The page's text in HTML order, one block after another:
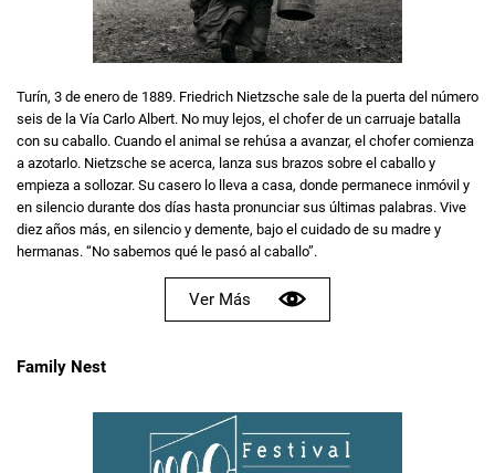
Turín, 3 de enero de 1889. Friedrich Nietzsche sale de la puerta del número
seis de la Vía Carlo Albert. No muy lejos, el chofer de un carruaje batalla
con su caballo. Cuando el animal se rehúsa a avanzar, el chofer comienza
a azotarlo. Nietzsche se acerca, lanza sus brazos sobre el caballo y
empieza a sollozar. Su casero lo lleva a casa, donde permanece inmóvil y
en silencio durante dos días hasta pronunciar sus últimas palabras. Vive
diez años más, en silencio y demente, bajo el cuidado de su madre y
hermanas. “No sabemos qué le pasó al caballo”.
Ver Más
Family Nest